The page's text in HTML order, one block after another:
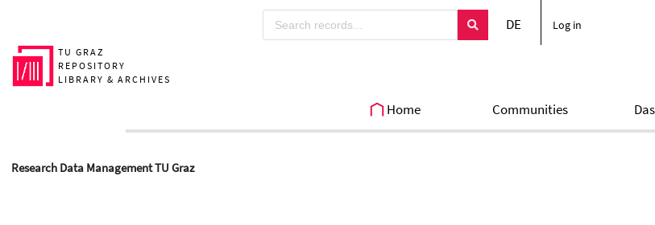
DE Log in
TU GRAZ
REPOSITORY
LIBRARY & ARCHIVES
Home Communities
Research Data Management TU Graz